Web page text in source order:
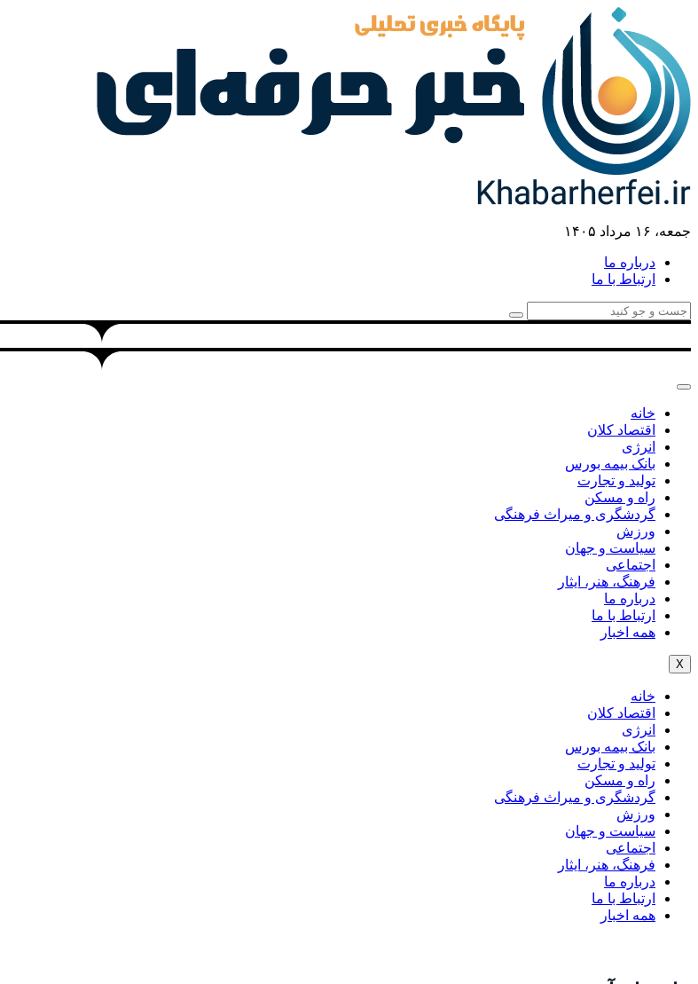
جمعه، ۱۶ مرداد ۱۴۰۵
درباره ما
ارتباط با ما
خانه
اقتصاد کلان
انرژی
بانک بیمه بورس
تولید و تجارت
راه و مسکن
گردشگری و میراث فرهنگی
ورزش
سیاست و جهان
اجتماعی
فرهنگ، هنر، ایثار
درباره ما
ارتباط با ما
همه اخبار
X
خانه
اقتصاد کلان
انرژی
بانک بیمه بورس
تولید و تجارت
راه و مسکن
گردشگری و میراث فرهنگی
ورزش
سیاست و جهان
اجتماعی
فرهنگ، هنر، ایثار
درباره ما
ارتباط با ما
همه اخبار